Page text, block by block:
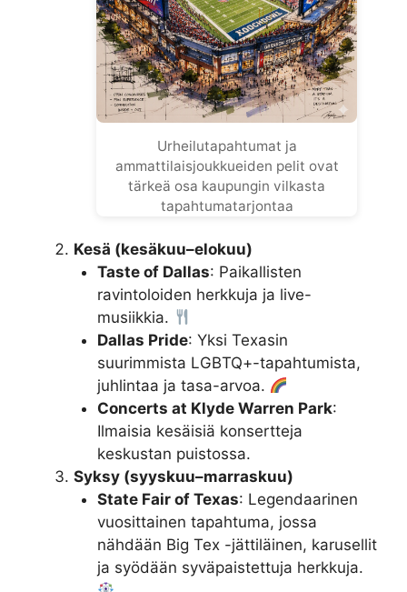
Urheilutapahtumat ja
ammattilaisjoukkueiden pelit ovat
tärkeä osa kaupungin vilkasta
tapahtumatarjontaa
Kesä (kesäkuu–elokuu)
Taste of Dallas: Paikallisten
ravintoloiden herkkuja ja live-
musiikkia.
Dallas Pride: Yksi Texasin
suurimmista LGBTQ+-tapahtumista,
juhlintaa ja tasa-arvoa.
Concerts at Klyde Warren Park:
Ilmaisia kesäisiä konsertteja
keskustan puistossa.
Syksy (syyskuu–marraskuu)
State Fair of Texas: Legendaarinen
vuosittainen tapahtuma, jossa
nähdään Big Tex -jättiläinen, karusellit
ja syödään syväpaistettuja herkkuja.